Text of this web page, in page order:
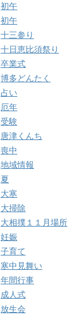
初午
初午
十三参り
十日恵比須祭り
卒業式
博多どんたく
占い
厄年
受験
唐津くんち
喪中
地域情報
夏
大寒
大掃除
大相撲１１月場所
妊娠
子育て
寒中見舞い
年間行事
成人式
放生会